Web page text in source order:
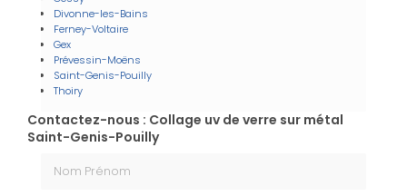
Divonne-les-Bains
Ferney-Voltaire
Gex
Prévessin-Moëns
Saint-Genis-Pouilly
Thoiry
Contactez-nous : Collage uv de verre sur métal
Saint-Genis-Pouilly